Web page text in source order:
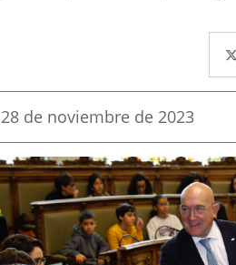
Fecha
la
noticia
28 de noviembre de 2023